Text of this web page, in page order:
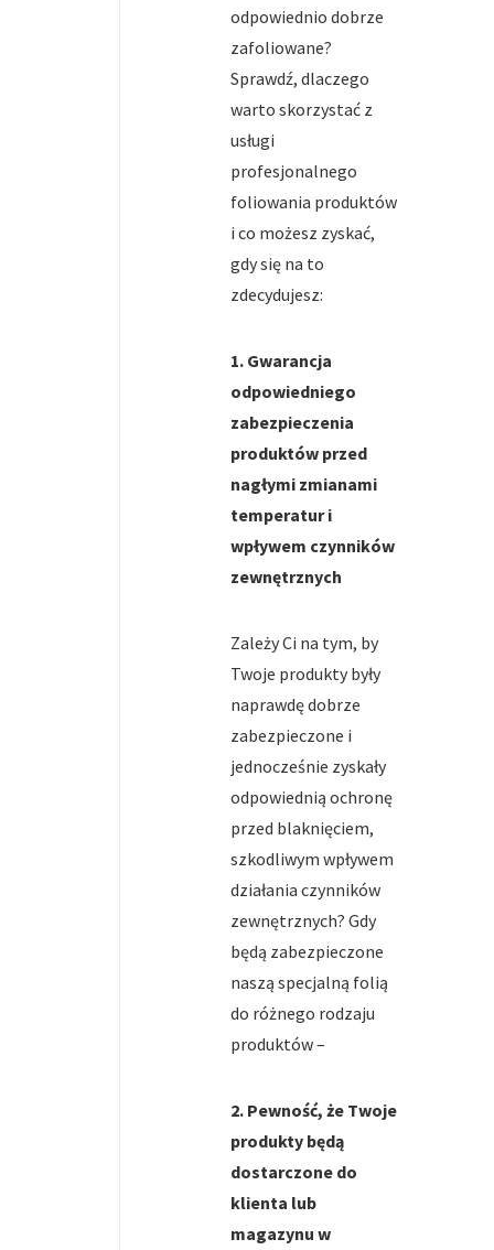
odpowiednio dobrze
zafoliowane?
Sprawdź, dlaczego
warto skorzystać z
usługi
profesjonalnego
foliowania produktów
i co możesz zyskać,
gdy się na to
zdecydujesz:
1. Gwarancja
odpowiedniego
zabezpieczenia
produktów przed
nagłymi zmianami
temperatur i
wpływem czynników
zewnętrznych
Zależy Ci na tym, by
Twoje produkty były
naprawdę dobrze
zabezpieczone i
jednocześnie zyskały
odpowiednią ochronę
przed blaknięciem,
szkodliwym wpływem
działania czynników
zewnętrznych? Gdy
będą zabezpieczone
naszą specjalną folią
do różnego rodzaju
produktów –
2. Pewność, że Twoje
produkty będą
dostarczone do
klienta lub
magazynu w